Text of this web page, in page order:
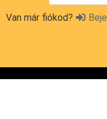
Van már fiókod?